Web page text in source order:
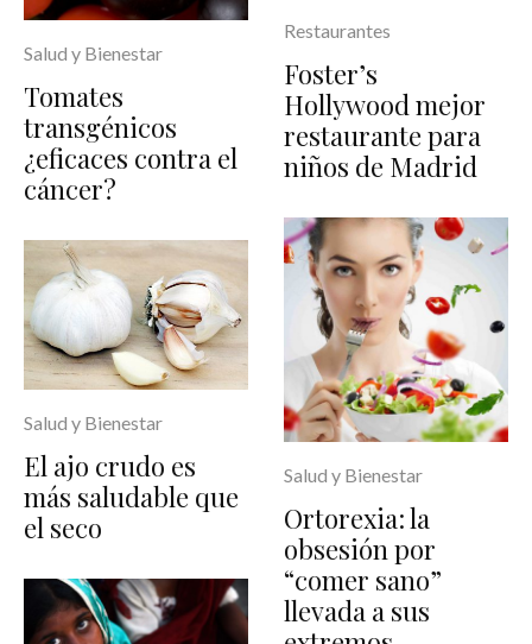
Salud y Bienestar
Tomates
transgénicos
¿eficaces contra el
cáncer?
Salud y Bienestar
El ajo crudo es
más saludable que
el seco
Restaurantes
Foster’s
Hollywood mejor
restaurante para
niños de Madrid
Salud y Bienestar
Ortorexia: la
obsesión por
“comer sano”
llevada a sus